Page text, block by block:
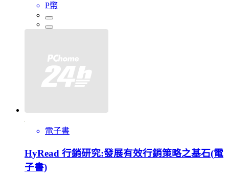
P幣
電子書
HyRead 行銷研究:發展有效行銷策略之基石(電
子書)